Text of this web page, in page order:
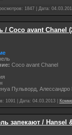
1847 | Дата:
Coco avant Chanel
Coco avant Chanel
Пульворд,
1091 | Дата: 04.03.2013|
запекают / Hansel